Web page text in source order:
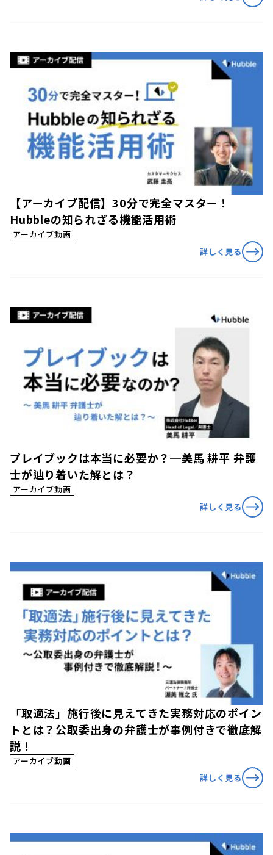
【アーカイブ配信】30分で完全マスター！
Hubbleの知られざる機能活用術
アーカイブ動画
詳しく見る
プレイブックは本当に必要か？─美馬 耕平 弁護
士が辿り着いた解とは？
アーカイブ動画
詳しく見る
「取適法」施行後に見えてきた実務対応のポイン
トとは？公取委出身の弁護士が事例付きで徹底解
説！
アーカイブ動画
詳しく見る